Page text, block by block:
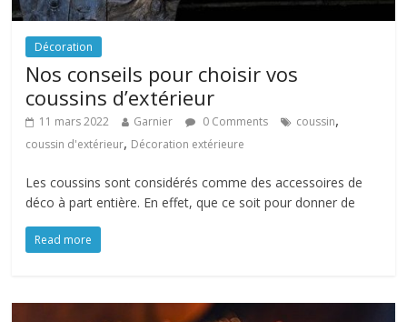
Décoration
Nos conseils pour choisir vos
coussins d’extérieur
11 mars 2022 Garnier 0 Comments coussin,
coussin d'extérieur, Décoration extérieure
Les coussins sont considérés comme des accessoires de
déco à part entière. En effet, que ce soit pour donner de
Read more